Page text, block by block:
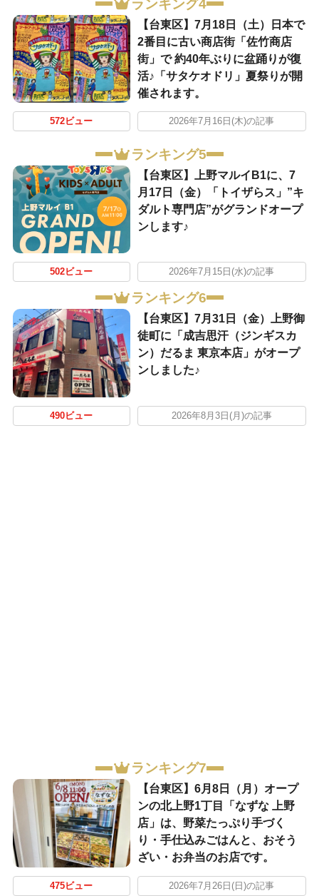
ランキング4
【台東区】7月18日（土）日本で
2番目に古い商店街「佐竹商店
街」で 約40年ぶりに盆踊りが復
活♪「サタケオドリ」夏祭りが開
催されます。
572ビュー 2026年7月16日(木)の記事
ランキング5
【台東区】上野マルイB1に、7
月17日（金）「トイザらス」”キ
ダルト専門店”がグランドオープ
ンします♪
502ビュー 2026年7月15日(水)の記事
ランキング6
【台東区】7月31日（金）上野御
徒町に「成吉思汗（ジンギスカ
ン）だるま 東京本店」がオープ
ンしました♪
490ビュー 2026年8月3日(月)の記事
ランキング7
【台東区】6月8日（月）オープ
ンの北上野1丁目「なずな 上野
店」は、野菜たっぷり手づく
り・手仕込みごはんと、おそう
ざい・お弁当のお店です。
475ビュー 2026年7月26日(日)の記事